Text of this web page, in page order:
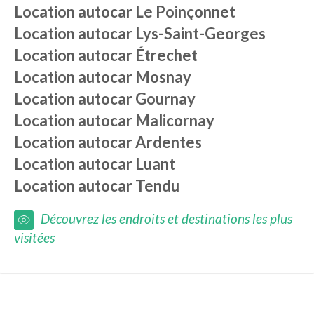
Location autocar Le Poinçonnet
Location autocar Lys-Saint-Georges
Location autocar Étrechet
Location autocar Mosnay
Location autocarGournay
Location autocar Malicornay
Location autocarArdentes
Location autocar Luant
Location autocarTendu
Découvrez les endroits et destinations les plus
visitées